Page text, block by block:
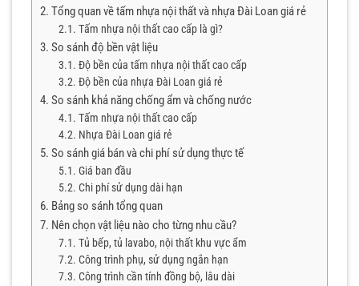
Tổng quan về tấm nhựa nội thất và nhựa Đài Loan giá rẻ
Tấm nhựa nội thất cao cấp là gì?
So sánh độ bền vật liệu
Độ bền của tấm nhựa nội thất cao cấp
Độ bền của nhựa Đài Loan giá rẻ
So sánh khả năng chống ẩm và chống nước
Tấm nhựa nội thất cao cấp
Nhựa Đài Loan giá rẻ
So sánh giá bán và chi phí sử dụng thực tế
Giá ban đầu
Chi phí sử dụng dài hạn
Bảng so sánh tổng quan
Nên chọn vật liệu nào cho từng nhu cầu?
Tủ bếp, tủ lavabo, nội thất khu vực ẩm
Công trình phụ, sử dụng ngắn hạn
Công trình cần tính đồng bộ, lâu dài